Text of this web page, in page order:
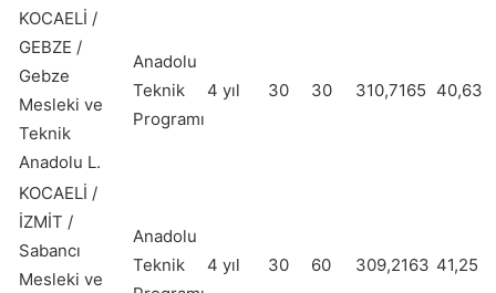
KOCAELİ /
GEBZE /
Gebze
Mesleki ve
Teknik
Anadolu L.
Anadolu
Teknik
Programı
4 yıl 30 30 310,7165 40,63
KOCAELİ /
İZMİT /
Sabancı
Mesleki ve
Anadolu
Teknik
4 yıl 30 60 309,2163 41,25